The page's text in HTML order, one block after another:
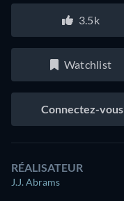
3.5k
Watchlist
Connectez-vous
RÉALISATEUR
J.J. Abrams